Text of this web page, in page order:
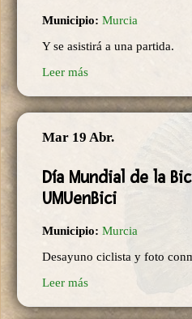
Municipio: Murcia
Y se asistirá a una partida.
Leer más
Mar 19 Abr.
Día Mundial de la
UMUenBici
Municipio: Murcia
Desayuno ciclista y foto
Leer más